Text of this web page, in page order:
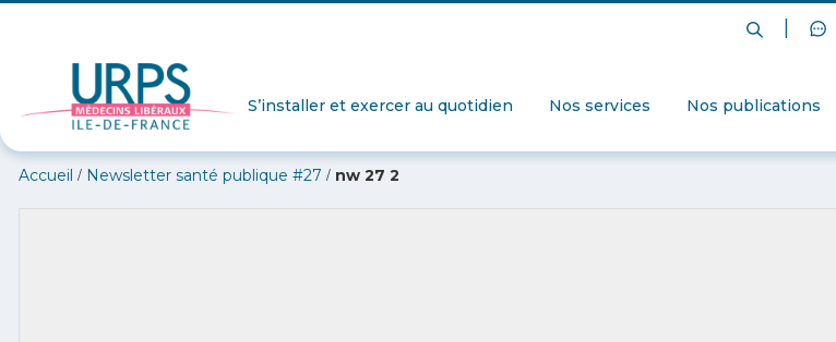
S’installer et exercer au quotidien Nos services Nos publications
Accueil / Newsletter santé publique #27 / nw 27 2